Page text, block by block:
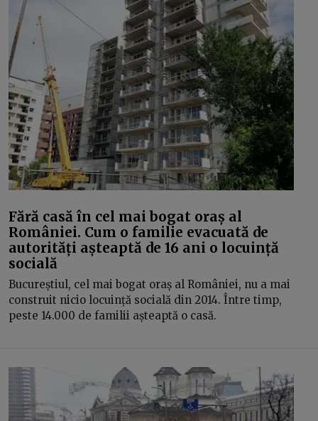
Fără casă în cel mai bogat oraș al
României. Cum o familie evacuată de
autorități așteaptă de 16 ani o locuință
socială
Bucureștiul, cel mai bogat oraș al României, nu a mai
construit nicio locuință socială din 2014. Între timp,
peste 14.000 de familii așteaptă o casă.